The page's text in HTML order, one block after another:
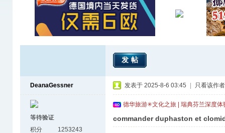
发帖
DeanaGessner
等待验证
积分
1253243
发表于 2025-8-6 03:45 只看该作者
德华旅游✳文化之旅 | 瑞典芬兰深度
commander duphaston et